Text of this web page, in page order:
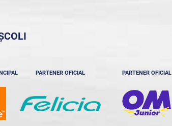
PARTENER OFICIAL PARTENER OFICIAL